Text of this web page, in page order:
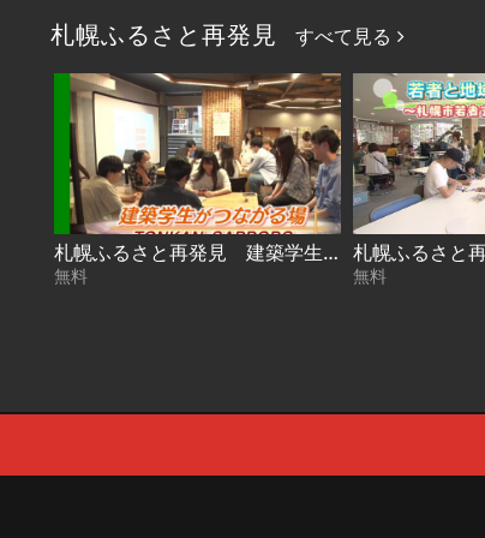
札幌ふるさと再発見 すべて見る
札幌ふるさと再発見 建築学生がつながる場～TONKAN SAPPORO～2026年8月1日放送
無料 無料